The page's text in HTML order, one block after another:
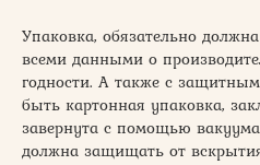
Упаковка, обязательно
всеми данными о
годности. А также с
быть картонная упаковка,
завернута с помощью
должна защищать от